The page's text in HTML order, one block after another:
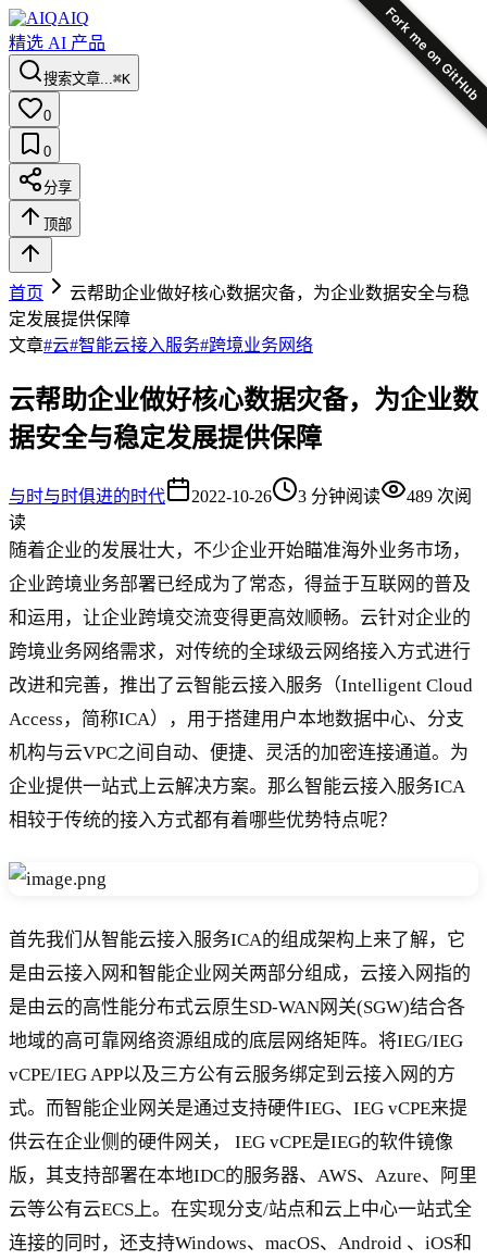
Fork me on GitHub
AIQ
精选 AI 产品
搜索文章...⌘K
0
0
分享
顶部
首页
云帮助企业做好核心数据灾备，为企业数据安全与稳
定发展提供保障
文章#云#智能云接入服务#跨境业务网络
云帮助企业做好核心数据灾备，为企业数
据安全与稳定发展提供保障
与时与时俱进的时代 2022-10-26 3 分钟阅读 489 次阅
读
随着企业的发展壮大，不少企业开始瞄准海外业务市场，
企业跨境业务部署已经成为了常态，得益于互联网的普及
和运用，让企业跨境交流变得更高效顺畅。云针对企业的
跨境业务网络需求，对传统的全球级云网络接入方式进行
改进和完善，推出了云智能云接入服务（Intelligent Cloud
Access，简称ICA），用于搭建用户本地数据中心、分支
机构与云VPC之间自动、便捷、灵活的加密连接通道。为
企业提供一站式上云解决方案。那么智能云接入服务ICA
相较于传统的接入方式都有着哪些优势特点呢？
首先我们从智能云接入服务ICA的组成架构上来了解，它
是由云接入网和智能企业网关两部分组成，云接入网指的
是由云的高性能分布式云原生SD-WAN网关(SGW)结合各
地域的高可靠网络资源组成的底层网络矩阵。将IEG/IEG
vCPE/IEG APP以及三方公有云服务绑定到云接入网的方
式。而智能企业网关是通过支持硬件IEG、IEG vCPE来提
供云在企业侧的硬件网关， IEG vCPE是IEG的软件镜像
版，其支持部署在本地IDC的服务器、AWS、Azure、阿里
云等公有云ECS上。在实现分支/站点和云上中心一站式全
连接的同时，还支持Windows、macOS、Android 、iOS和